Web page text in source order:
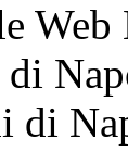
Web
di